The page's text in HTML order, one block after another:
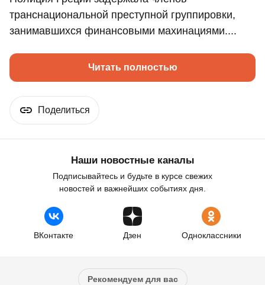
транснациональной преступной группировки,
занимавшихся финансовыми махинациями....
Читать полностью
Поделиться
Наши новостные каналы
Подписывайтесь и будьте в курсе свежих
новостей и важнейших событиях дня.
ВКонтакте Дзен Одноклассники
Рекомендуем для вас